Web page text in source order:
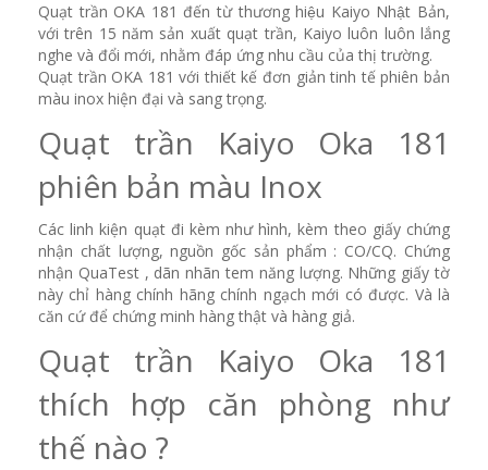
Quạt trần OKA 181 đến từ thương hiệu Kaiyo Nhật Bản,
với trên 15 năm sản xuất quạt trần, Kaiyo luôn luôn lắng
nghe và đổi mới, nhằm đáp ứng nhu cầu của thị trường.
Quạt trần OKA 181 với thiết kế đơn giản tinh tế phiên bản
màu inox hiện đại và sang trọng.
Quạt trần Kaiyo Oka 181
phiên bản màu Inox
Các linh kiện quạt đi kèm như hình, kèm theo giấy chứng
nhận chất lượng, nguồn gốc sản phẩm : CO/CQ. Chứng
nhận QuaTest , dãn nhãn tem năng lượng. Những giấy tờ
này chỉ hàng chính hãng chính ngạch mới có được. Và là
căn cứ để chứng minh hàng thật và hàng giả.
Quạt trần Kaiyo Oka 181
thích hợp căn phòng như
thế nào ?